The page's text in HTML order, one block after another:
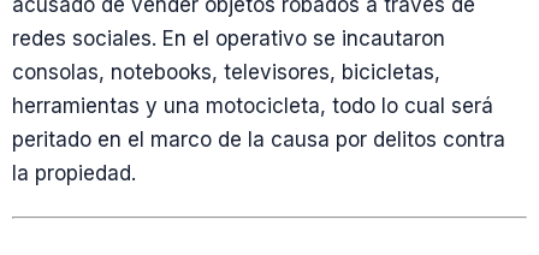
acusado de vender objetos robados a través de
redes sociales. En el operativo se incautaron
consolas, notebooks, televisores, bicicletas,
herramientas y una motocicleta, todo lo cual será
peritado en el marco de la causa por delitos contra
la propiedad.